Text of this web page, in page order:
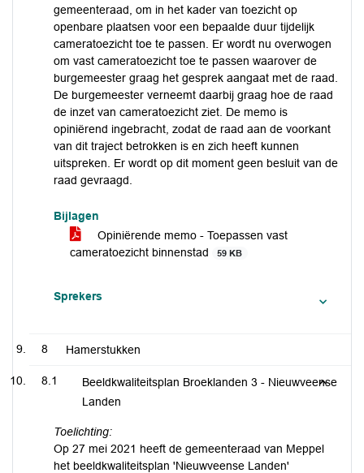
gemeenteraad, om in het kader van toezicht op
openbare plaatsen voor een bepaalde duur tijdelijk
cameratoezicht toe te passen. Er wordt nu overwogen
om vast cameratoezicht toe te passen waarover de
burgemeester graag het gesprek aangaat met de raad.
De burgemeester verneemt daarbij graag hoe de raad
de inzet van cameratoezicht ziet. De memo is
opiniërend ingebracht, zodat de raad aan de voorkant
van dit traject betrokken is en zich heeft kunnen
uitspreken. Er wordt op dit moment geen besluit van de
raad gevraagd.
Bijlagen
Opiniërende memo - Toepassen vast
cameratoezicht binnenstad
59 KB
Sprekers
8 Hamerstukken
8.1
Beeldkwaliteitsplan Broeklanden 3 - Nieuwveense
Landen
Toelichting:
Op 27 mei 2021 heeft de gemeenteraad van Meppel
het beeldkwaliteitsplan 'Nieuwveense Landen'